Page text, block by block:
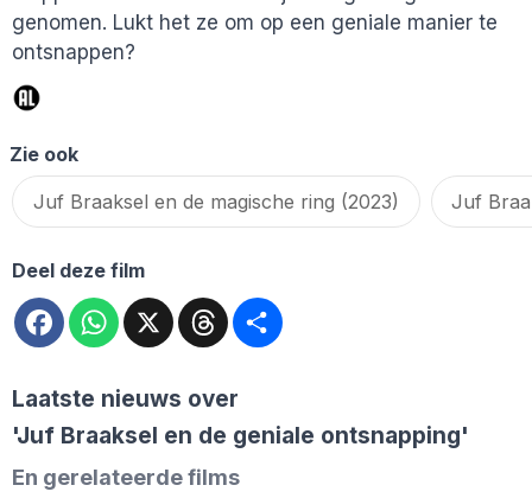
genomen. Lukt het ze om op een geniale manier te
ontsnappen?
Zie ook
Juf Braaksel en de magische ring (2023)
Deel deze film
FacebookWhatsApp
X Threads
Laatste nieuws over
'Juf Braaksel en de geniale ontsnapping'
En gerelateerde films